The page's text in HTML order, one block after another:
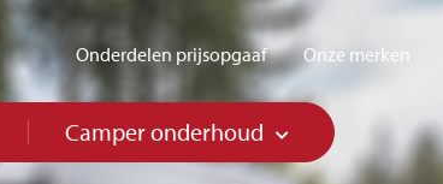
Onderdelen prijsopgaaf Onze merken
Camper onderhoud